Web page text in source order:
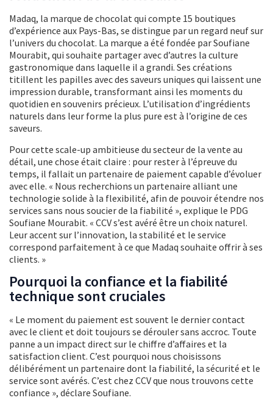
Madaq, la marque de chocolat qui compte 15 boutiques
d’expérience aux Pays-Bas, se distingue par un regard neuf sur
l’univers du chocolat. La marque a été fondée par Soufiane
Mourabit, qui souhaite partager avec d’autres la culture
gastronomique dans laquelle il a grandi. Ses créations
titillent les papilles avec des saveurs uniques qui laissent une
impression durable, transformant ainsi les moments du
quotidien en souvenirs précieux. L’utilisation d’ingrédients
naturels dans leur forme la plus pure est à l’origine de ces
saveurs.
Pour cette scale-up ambitieuse du secteur de la vente au
détail, une chose était claire : pour rester à l’épreuve du
temps, il fallait un partenaire de paiement capable d’évoluer
avec elle. « Nous recherchions un partenaire alliant une
technologie solide à la flexibilité, afin de pouvoir étendre nos
services sans nous soucier de la fiabilité », explique le PDG
Soufiane Mourabit. « CCV s’est avéré être un choix naturel.
Leur accent sur l’innovation, la stabilité et le service
correspond parfaitement à ce que Madaq souhaite offrir à ses
clients. »
Pourquoi la confiance et la fiabilité
technique sont cruciales
« Le moment du paiement est souvent le dernier contact
avec le client et doit toujours se dérouler sans accroc. Toute
panne a un impact direct sur le chiffre d’affaires et la
satisfaction client. C’est pourquoi nous choisissons
délibérément un partenaire dont la fiabilité, la sécurité et le
service sont avérés. C’est chez CCV que nous trouvons cette
confiance », déclare Soufiane.